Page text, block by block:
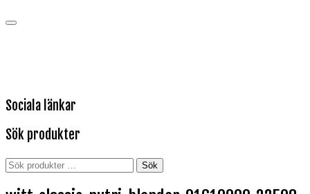
Sociala länkar
Sök produkter
Sök
Sök